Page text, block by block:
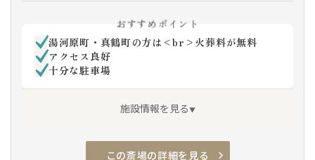
おすすめポイント
湯河原町・真鶴町の方は<br>火葬料が無料
アクセス良好
十分な駐車場
施設情報を見る
この斎場の詳細を見る